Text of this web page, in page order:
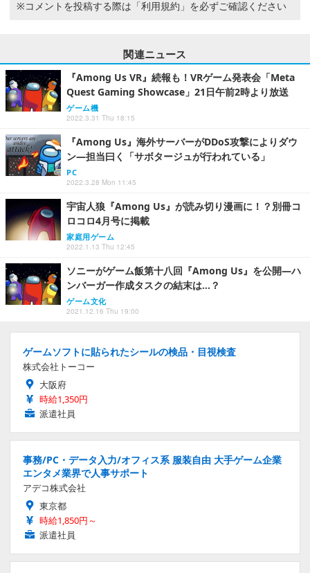
※コメントを投稿する際は 「利用規約」 を必ずご確認ください
関連ニュース
『Among Us VR』続報も！VRゲーム発表会「Meta
Quest Gaming Showcase」21日午前2時より放送
ゲーム機
2022.3.31 Thu 18:15
『Among Us』海外サーバーがDDoS攻撃によりダウ
ン―担当曰く「サボタージュが行われている」
PC
2022.3.28 Mon 11:45
宇宙人狼『Among Us』が読み切り漫画に！？別冊コ
ロコロ4月号に掲載
家庭用ゲーム
2022.1.13 Thu 12:45
ソニーがゲーム飯第十八回『Among Us』を公開―ハ
ンバーガー作成タスクの結末は…？
ゲーム文化
2021.12.16 Thu 19:00
ゲームソフトに貼られたシールの検品・目視検査
株式会社トーコー
大阪府
時給1,350円
派遣社員
事務/PC・データ入力/オフィス系 服装自由 大手ゲーム企業
エンタメ業界で人事サポート
アデコ株式会社
東京都
時給1,850円～
派遣社員